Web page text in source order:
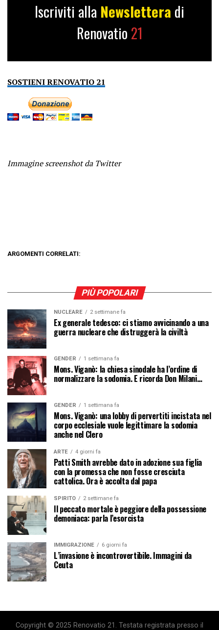
September 15, 2024
Iscriviti alla Newslettera di
Renovatio 21
SOSTIENI RENOVATIO 21
Immagine screenshot da Twitter
ARGOMENTI CORRELATI:
PIÙ POPOLARI
NUCLEARE 2 settimane fa
Ex generale tedesco: ci stiamo avvicinando a una
guerra nucleare che distruggerà la civiltà
GENDER 1 settimana fa
Mons. Viganò: la chiesa sinodale ha l’ordine di
normalizzare la sodomia. E ricorda Don Milani…
GENDER 1 settimana fa
Mons. Viganò: una lobby di pervertiti incistata nel
corpo ecclesiale vuole legittimare la sodomia
anche nel Clero
ARTE 4 giorni fa
Patti Smith avrebbe dato in adozione sua figlia
con la promessa che non fosse cresciuta
cattolica. Ora è accolta dal papa
SPIRITO 2 settimane fa
Il peccato mortale è peggiore della possessione
demoniaca: parla l’esorcista
IMMIGRAZIONE 6 giorni fa
L’invasione è incontrovertibile. Immagini da
Ceuta
Copyright © 2025 Renovatio 21. Testata registrata presso il